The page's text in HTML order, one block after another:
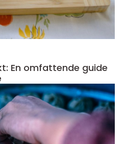
En omfattende guide